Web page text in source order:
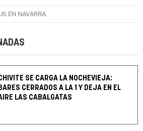
EN NAVARRA
SE CARGA LA NOCHEVIEJA:
BARES CERRADOS A LA 1 Y DEJA EN EL
LAS CABALGATAS